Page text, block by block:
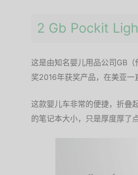
2 Gb Pockit
这是由知名婴儿用品公司GB
奖2016年获奖产品，在美亚一
这款婴儿车非常的便捷，折
的笔记本大小，只是厚度厚了